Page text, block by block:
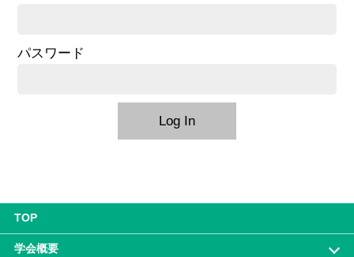
パスワード
TOP
学会概要